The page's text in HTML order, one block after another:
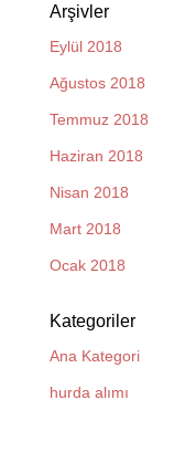
Arşivler
Eylül 2018
Ağustos 2018
Temmuz 2018
Haziran 2018
Nisan 2018
Mart 2018
Ocak 2018
Kategoriler
Ana Kategori
hurda alımı